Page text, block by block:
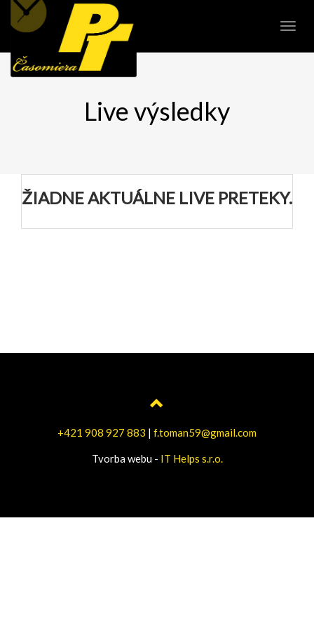
Live výsledky
ŽIADNE AKTUÁLNE LIVE PRETEKY.
+421 908 927 883 | f.toman59@gmail.com
Tvorba webu - IT Helps s.r.o.